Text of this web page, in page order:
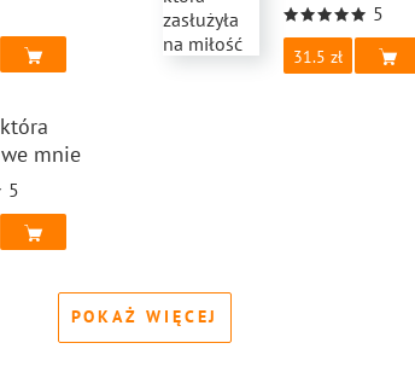
5
31.5
mnie
5
POKAŻ WIĘCEJ